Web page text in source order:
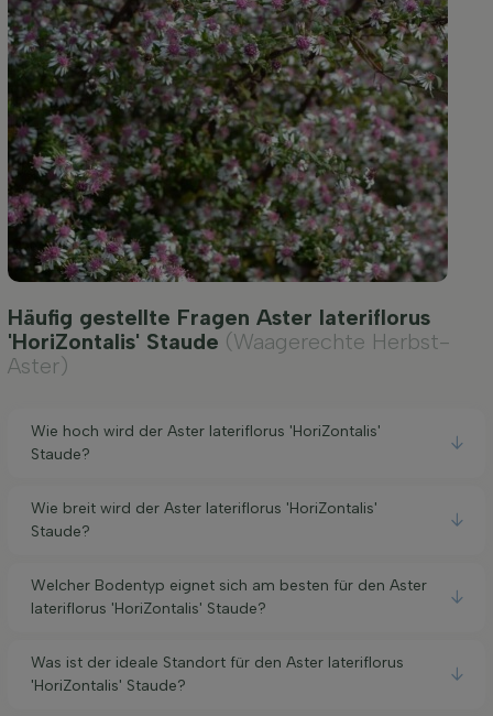
Häufig gestellte Fragen Aster lateriflorus
'HoriZontalis' Staude (Waagerechte Herbst-
Aster)
Wie hoch wird der Aster lateriflorus 'HoriZontalis'
Staude?
Wie breit wird der Aster lateriflorus 'HoriZontalis'
Staude?
Welcher Bodentyp eignet sich am besten für den Aster
lateriflorus 'HoriZontalis' Staude?
Was ist der ideale Standort für den Aster lateriflorus
'HoriZontalis' Staude?